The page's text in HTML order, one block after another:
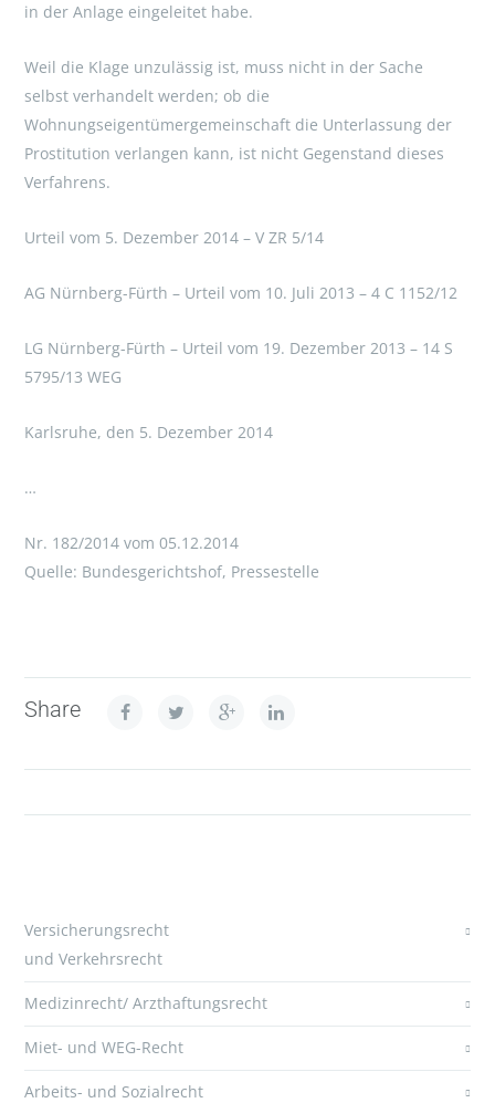
in der Anlage eingeleitet habe.
Weil die Klage unzulässig ist, muss nicht in der Sache
selbst verhandelt werden; ob die
Wohnungseigentümergemeinschaft die Unterlassung der
Prostitution verlangen kann, ist nicht Gegenstand dieses
Verfahrens.
Urteil vom 5. Dezember 2014 – V ZR 5/14
AG Nürnberg-Fürth – Urteil vom 10. Juli 2013 – 4 C 1152/12
LG Nürnberg-Fürth – Urteil vom 19. Dezember 2013 – 14 S
5795/13 WEG
Karlsruhe, den 5. Dezember 2014
…
Nr. 182/2014 vom 05.12.2014
Quelle: Bundesgerichtshof, Pressestelle
Share
Versicherungsrecht
und Verkehrsrecht
Medizinrecht/ Arzthaftungsrecht
Miet- und WEG-Recht
Arbeits- und Sozialrecht